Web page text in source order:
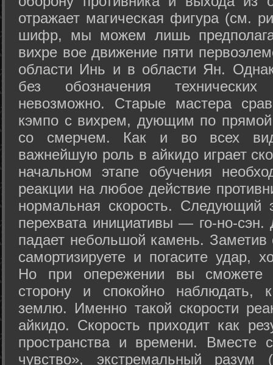
отражает магическая фигура (см.
шифр, мы можем лишь
вихре вое движение пяти
области Инь и в области Ян.
без обозначения
невозможно. Старые мастера
кэмпо с вихрем, дующим по
со смерчем. Как и во всех
важнейшую роль в айкидо играет
начальном этапе обучения
реакции на любое действие
нормальная скорость.
перехвата инициативы — го-но-
падает небольшой камень.
самортизируете и погасите удар,
Но при опережении вы сможете
сторону и спокойно наблюдать,
землю. Именно такой скорости
айкидо. Скорость приходит как
пространства и времени. Вместе
чувство», экстремальный разум